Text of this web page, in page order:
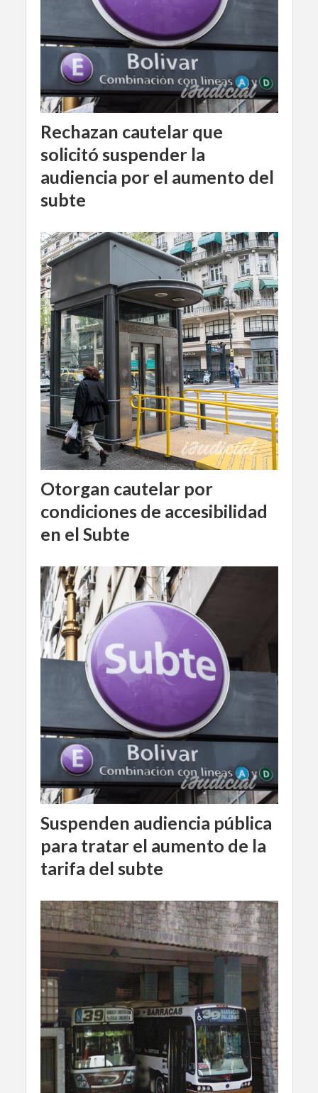
Rechazan cautelar que
solicitó suspender la
audiencia por el aumento del
subte
Otorgan cautelar por
condiciones de accesibilidad
en el Subte
Suspenden audiencia pública
para tratar el aumento de la
tarifa del subte